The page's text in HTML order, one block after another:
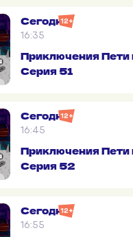
Сегодня
16:35
Приключения Пети
Серия 51
12+
Сегодня
16:45
Приключения Пети
Серия 52
12+
Сегодня
16:55
12+